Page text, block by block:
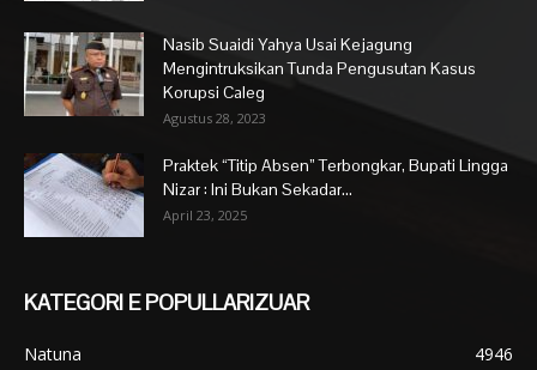
Nasib Suaidi Yahya Usai Kejagung
Mengintruksikan Tunda Pengusutan Kasus
Korupsi Caleg
Agustus 28, 2023
Praktek “Titip Absen” Terbongkar, Bupati Lingga
Nizar : Ini Bukan Sekadar...
April 23, 2025
KATEGORI E POPULLARIZUAR
Natuna
4946